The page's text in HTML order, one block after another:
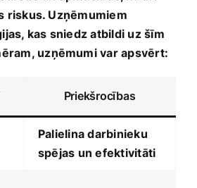
riskus. Uzņēmumiem
kas sniedz ‌atbildi uz šīm
uzņēmumi var apsvērt:
Priekšrocības
Palielina darbinieku
spējas un ‍efektivitāti